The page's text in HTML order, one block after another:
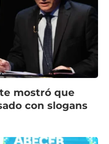
mostró que
con slogans